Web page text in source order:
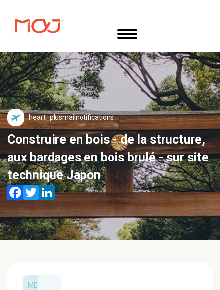
contenu
mail
Construire en bois - de la structure,
aux bardages en bois brulé - sur site
technique Japon
FacebookTwitterLinkedIn
MER.